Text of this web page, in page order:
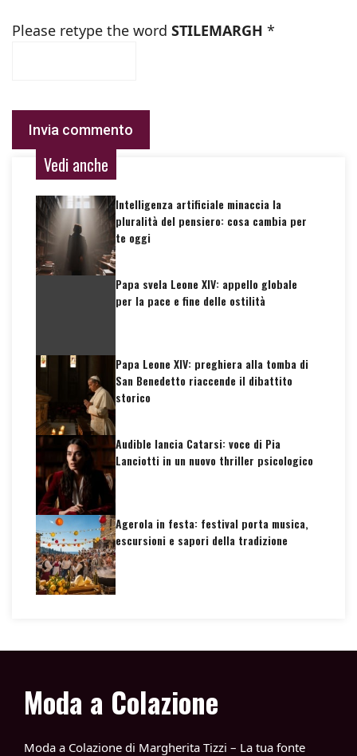
Please retype the word STILEMARGH *
Vedi anche
Intelligenza artificiale minaccia la
pluralità del pensiero: cosa cambia per
te oggi
Papa svela Leone XIV: appello globale
per la pace e fine delle ostilità
Papa Leone XIV: preghiera alla tomba di
San Benedetto riaccende il dibattito
storico
Audible lancia Catarsi: voce di Pia
Lanciotti in un nuovo thriller psicologico
Agerola in festa: festival porta musica,
escursioni e sapori della tradizione
Moda a Colazione
Moda a Colazione di Margherita Tizzi – La tua fonte